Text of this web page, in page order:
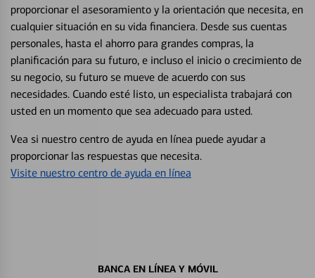
proporcionar el asesoramiento y la orientación que necesita, en
cualquier situación en su vida financiera. Desde sus cuentas
personales, hasta el ahorro para grandes compras, la
planificación para su futuro, e incluso el inicio o crecimiento de
su negocio, su futuro se mueve de acuerdo con sus
necesidades. Cuando esté listo, un especialista trabajará con
usted en un momento que sea adecuado para usted.
Vea si nuestro centro de ayuda en línea puede ayudar a
proporcionar las respuestas que necesita.
Visite nuestro centro de ayuda en línea
BANCA EN LÍNEA Y MÓVIL